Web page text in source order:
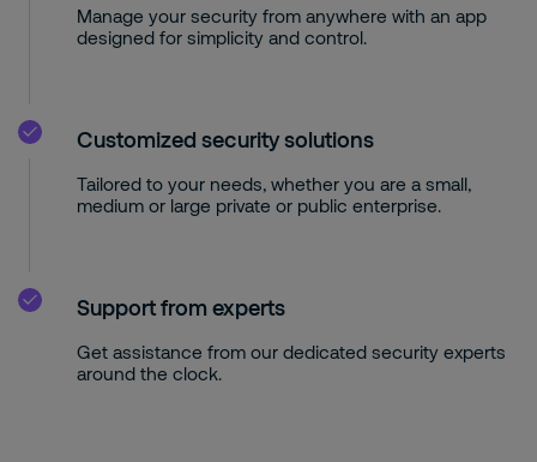
Manage your security from anywhere with an app
designed for simplicity and control.
Customized security solutions
Tailored to your needs, whether you are a small,
medium or large private or public enterprise.
Support from experts
Get assistance from our dedicated security experts
around the clock.